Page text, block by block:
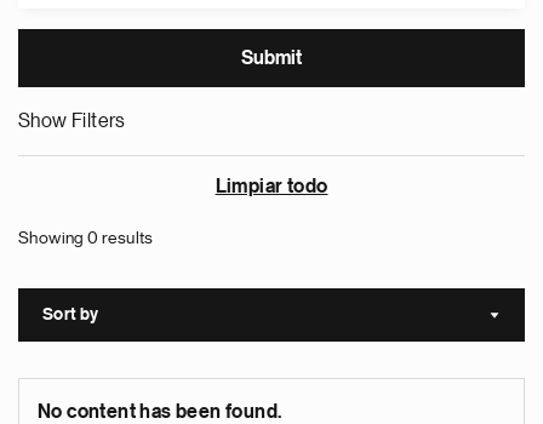
Show Filters
Limpiar todo
Showing 0 results
Sort by Sort
No content has been found.